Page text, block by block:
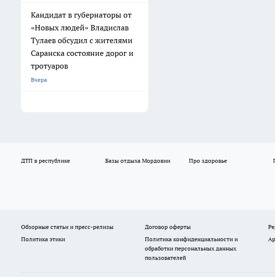
Кандидат в губернаторы от
«Новых людей» Владислав
Тулаев обсудил с жителями
Саранска состояние дорог и
тротуаров
Вчера
ДТП в республике Базы отдыха Мордовии Про здоровье
Обзорные статьи и пресс-релизы Договор оферты
Политика этики
Политика конфиденциальности и
обработки персональных данных
пользователей